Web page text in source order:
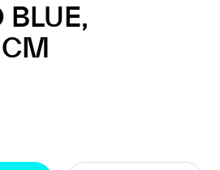
BLUE,